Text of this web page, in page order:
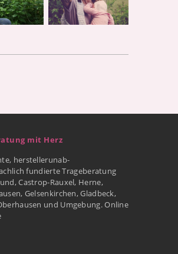
mit Herz
herstellerunab-
fundierte Trageberatung
Castrop-Rauxel, Herne,
Gelsenkirchen, Gladbeck,
und Umgebung. Online